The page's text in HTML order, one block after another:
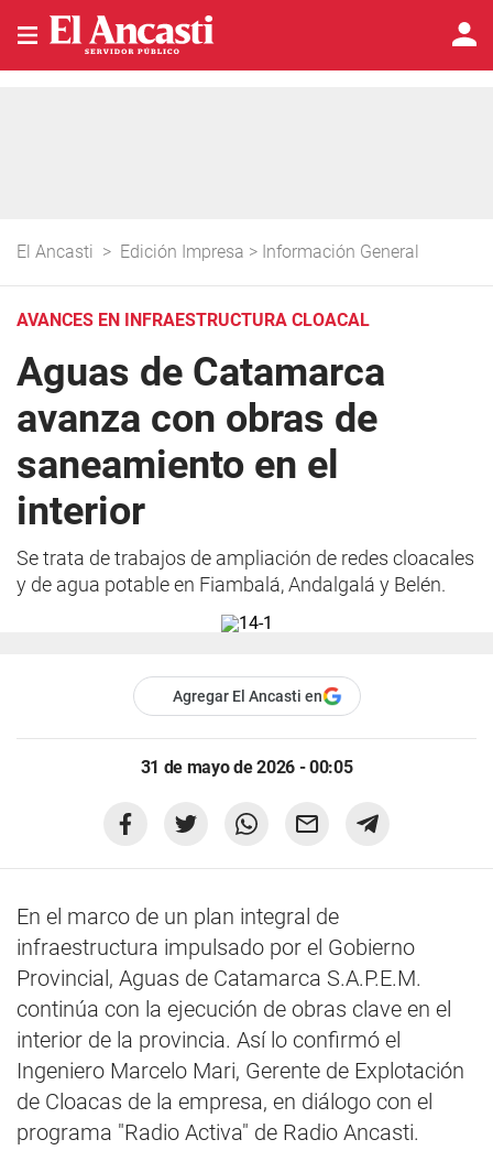
El Ancasti > Edición Impresa > Información General
AVANCES EN INFRAESTRUCTURA CLOACAL
Aguas de Catamarca
avanza con obras de
saneamiento en el
interior
Se trata de trabajos de ampliación de redes cloacales
y de agua potable en Fiambalá, Andalgalá y Belén.
Agregar El Ancasti en
31 de mayo de 2026 - 00:05
En el marco de un plan integral de
infraestructura impulsado por el Gobierno
Provincial, Aguas de Catamarca S.A.P.E.M.
continúa con la ejecución de obras clave en el
interior de la provincia. Así lo confirmó el
Ingeniero Marcelo Mari, Gerente de Explotación
de Cloacas de la empresa, en diálogo con el
programa "Radio Activa" de Radio Ancasti.